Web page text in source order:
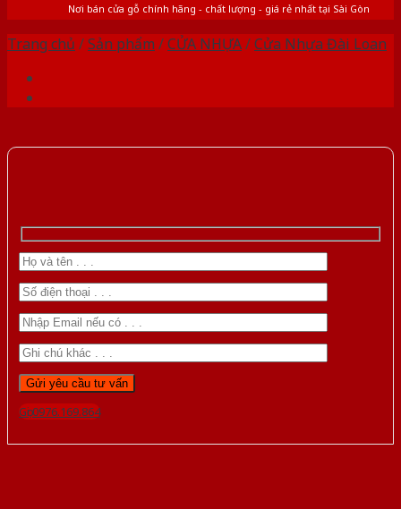
Nơi bán cửa gỗ chính hãng - chất lượng - giá rẻ nhất tại Sài Gòn
Trang chủ /Sản phẩm /CỬA NHỰA/Cửa Nhựa Đài Loan
Gọi 0976.169.864